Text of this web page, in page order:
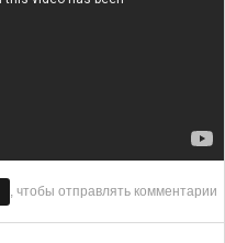
, чтобы отправлять комментарии